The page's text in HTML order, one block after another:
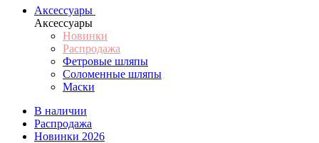
Аксессуары
Аксессуары
Новинки
Распродажа
Фетровые шляпы
Соломенные шляпы
Маски
В наличии
Распродажа
Новинки 2026